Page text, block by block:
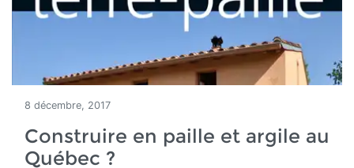
8 décembre, 2017
Construire en paille et argile au
Québec ?